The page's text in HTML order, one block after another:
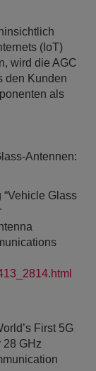
(IoT)
wird die AGC
den Kunden
als
Antennen:
Glass
First 5G
28 GHz